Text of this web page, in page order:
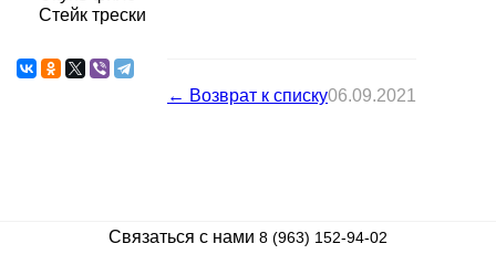
Стейк трески
← Возврат к списку06.09.2021
Связаться с нами 8 (963) 152-94-02